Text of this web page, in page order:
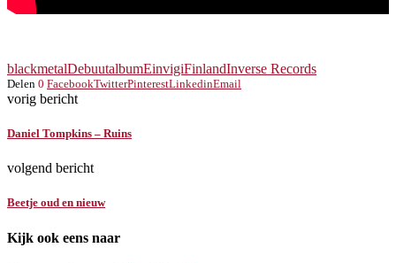
blackmetalDebuutalbumEinvigiFinlandInverse Records
Delen 0 FacebookTwitterPinterestLinkedinEmail
vorig bericht
Daniel Tompkins – Ruins
volgend bericht
Beetje oud en nieuw
Kijk ook eens naar